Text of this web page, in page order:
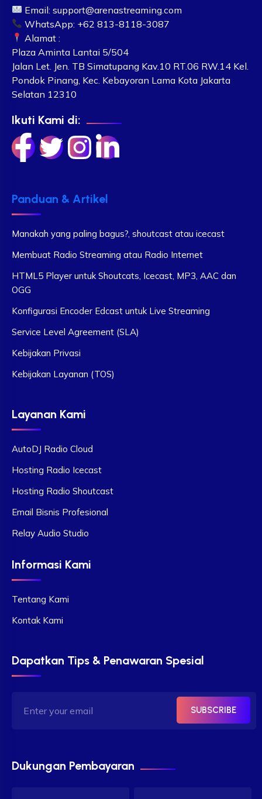
Email:support@arenastreaming.com
WhatsApp: +62 813-8118-3087
Alamat :
Plaza Aminta Lantai 5/504
Jalan Let. Jen. TB Simatupang Kav.10 RT.06 RW.14 Kel.
Pondok Pinang, Kec. Kebayoran Lama Kota Jakarta
Selatan 12310
Ikuti Kami di:
Panduan & Artikel
Manakah yang paling bagus?, shoutcast atau icecast
Membuat Radio Streaming atau Radio Internet
HTML5 Player untuk Shoutcats, Icecast, MP3, AAC dan
OGG
Konfigurasi Encoder Edcast untuk Live Streaming
Service Level Agreement (SLA)
Kebijakan Privasi
Kebijakan Layanan (TOS)
Layanan Kami
AutoDJ Radio Cloud
Hosting Radio Icecast
Hosting Radio Shoutcast
Email Bisnis Profesional
Relay Audio Studio
Informasi Kami
Tentang Kami
Kontak Kami
Dapatkan Tips & Penawaran Spesial
SUBSCRIBE
Dukungan Pembayaran